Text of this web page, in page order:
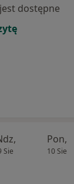
dostępne
Sie
Pon,
10 Sie